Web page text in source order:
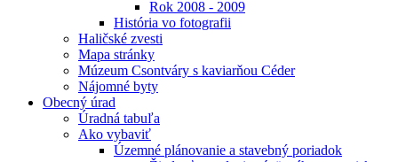
Rok 2008 - 2009
História vo fotografii
Haličské zvesti
Mapa stránky
Múzeum Csontváry s kaviarňou Céder
Nájomné byty
Obecný úrad
Úradná tabuľa
Ako vybaviť
Územné plánovanie a stavebný poriadok